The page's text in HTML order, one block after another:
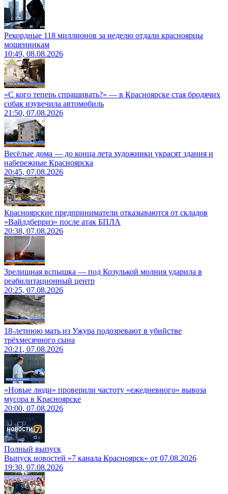
Рекордные 118 миллионов за неделю отдали красноярцы
мошенникам
10:49, 08.08.2026
«С кого теперь спрашивать?» — в Красноярске стая бродячих
собак изувечила автомобиль
21:50, 07.08.2026
Весёлые дома — до конца лета художники украсят здания и
набережные Красноярска
20:45, 07.08.2026
Красноярские предприниматели отказываются от складов
«Вайлдберриз» после атак БПЛА
20:38, 07.08.2026
Зрелищная вспышка — под Козулькой молния ударила в
реабилитационный центр
20:25, 07.08.2026
18-летнюю мать из Ужура подозревают в убийстве
трёхмесячного сына
20:21, 07.08.2026
«Новые люди» проверили частоту «ежедневного» вывоза
мусора в Красноярске
20:00, 07.08.2026
Полный выпуск
Выпуск новостей «7 канала Красноярск» от 07.08.2026
19:30, 07.08.2026